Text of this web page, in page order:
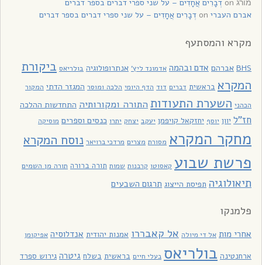
מורג
דְבָרִים אֲחָדִים – על שני ספרי דברים בספר דברים
אברם העברי
דְבָרִים אֲחָדִים – על שני ספרי דברים בספר דברים
מקרא והמסתעף
BHS אברהם אדם ובהמה אדמונד ליץ' אנתרופולוגיה בולריאס ביקורת
המקרא בראשית דברים דוד הדף היומי הלכה ומוסר המגזר הדתי המקור
הכהני השערת התעודות התורה ומקורותיה התחדשות ההלכה
חז"ל יוון יוסף יחזקאל קויפמן יעקב יצחק יתרו כנסים וספרים מוסיקה
מחקר המקרא מסורת מצרים מרדכי ברויאר נוסח המקרא
פרשת שבוע קאסוטו קרבנות שמות תורה ברורה תורה מן השמים
תיאולוגיה תפיסת הייצוג תרגום השבעים
פלמנקו
אחרי מות אל די מיולה אל קאבררו אמנות יהודית אנדלוסיה אפיקומן
ארחנטינה בולריאס בעלי חיים בראשית בשלח גיטרה גירוש ספרד